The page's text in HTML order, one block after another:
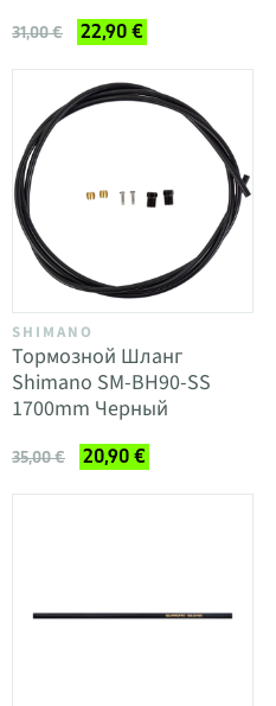
31,00 € 22,90 €
SHIMANO
Тормозной Шланг
Shimano SM-BH90-SS
1700mm Черный
35,00 € 20,90 €